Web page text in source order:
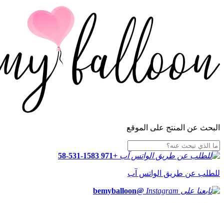
البحث عن المنتج على الموقع
+971 58-531-1583
للطلب عن طريق الواتس آب
@bemyballoon